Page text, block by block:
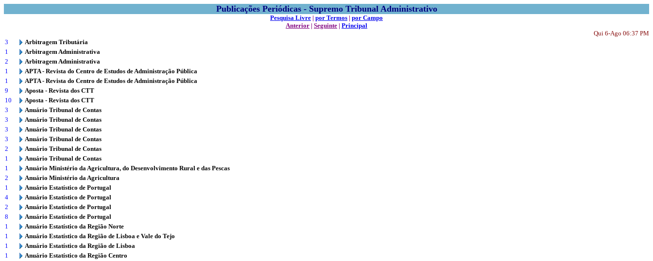
Publicações Periódicas - Supremo Tribunal Administrativo
Pesquisa Livre | por Termos | por Campo
Anterior | Seguinte | Principal
Qui 6-Ago 06:37 PM
3
Arbitragem Tributária
1
Arbitragem Administrativa
2
Arbitragem Administrativa
1
APTA - Revista do Centro de Estudos de Administração Pública
1
APTA - Revista do Centro de Estudos de Administração Pública
9
Aposta - Revista dos CTT
10
Aposta - Revista dos CTT
3
Anuário Tribunal de Contas
3
Anuário Tribunal de Contas
3
Anuário Tribunal de Contas
3
Anuário Tribunal de Contas
2
Anuário Tribunal de Contas
1
Anuário Tribunal de Contas
1
Anuário Ministério da Agricultura, do Desenvolvimento Rural e das Pescas
2
Anuário Ministério da Agricultura
1
Anuário Estatístico de Portugal
4
Anuário Estatístico de Portugal
2
Anuário Estatístico de Portugal
8
Anuário Estatístico de Portugal
1
Anuário Estatístico da Região Norte
1
Anuário Estatístico da Região de Lisboa e Vale do Tejo
1
Anuário Estatístico da Região de Lisboa
1
Anuário Estatístico da Região Centro